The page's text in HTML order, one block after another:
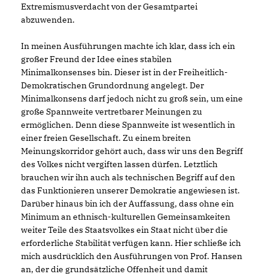
Extremismusverdacht von der Gesamtpartei
abzuwenden.
In meinen Ausführungen machte ich klar, dass ich ein
großer Freund der Idee eines stabilen
Minimalkonsenses bin. Dieser ist in der Freiheitlich-
Demokratischen Grundordnung angelegt. Der
Minimalkonsens darf jedoch nicht zu groß sein, um eine
große Spannweite vertretbarer Meinungen zu
ermöglichen. Denn diese Spannweite ist wesentlich in
einer freien Gesellschaft. Zu einem breiten
Meinungskorridor gehört auch, dass wir uns den Begriff
des Volkes nicht vergiften lassen dürfen. Letztlich
brauchen wir ihn auch als technischen Begriff auf den
das Funktionieren unserer Demokratie angewiesen ist.
Darüber hinaus bin ich der Auffassung, dass ohne ein
Minimum an ethnisch-kulturellen Gemeinsamkeiten
weiter Teile des Staatsvolkes ein Staat nicht über die
erforderliche Stabilität verfügen kann. Hier schließe ich
mich ausdrücklich den Ausführungen von Prof. Hansen
an, der die grundsätzliche Offenheit und damit